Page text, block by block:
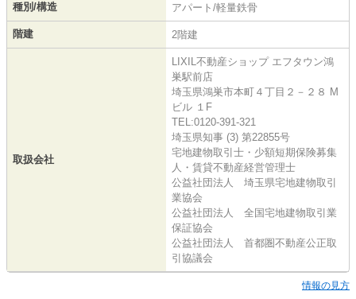
種別/構造 アパート/軽量鉄骨
階建 2階建
取扱会社
LIXIL不動産ショップ エフタウン鴻
巣駅前店
埼玉県鴻巣市本町４丁目２－２８ M
ビル １F
TEL:0120-391-321
埼玉県知事 (3) 第22855号
宅地建物取引士・少額短期保険募集
人・賃貸不動産経営管理士
公益社団法人 埼玉県宅地建物取引
業協会
公益社団法人 全国宅地建物取引業
保証協会
公益社団法人 首都圏不動産公正取
引協議会
情報の見方